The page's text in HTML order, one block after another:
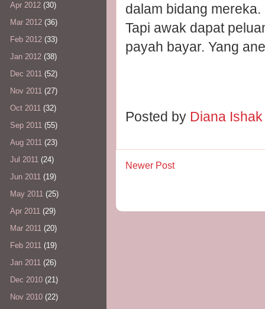
dalam bidang mereka.
Tapi awak dapat
payah bayar. Yang
Posted by Diana
Newer Post
Apr 2012 (30)
Mar 2012 (36)
Feb 2012 (33)
Jan 2012 (38)
Dec 2011 (52)
Nov 2011 (27)
Oct 2011 (32)
Sep 2011 (55)
Aug 2011 (23)
Jul 2011 (24)
Jun 2011 (19)
May 2011 (25)
Apr 2011 (29)
Mar 2011 (20)
Feb 2011 (19)
Jan 2011 (26)
Dec 2010 (21)
Nov 2010 (22)